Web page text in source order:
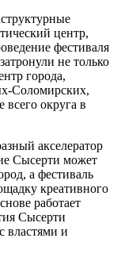
центр,
фестиваля
не только
города,
Соломирских,
всего округа в
акселератор
Сысерти может
а фестиваль
креативного
работает
Сысерти
властями и